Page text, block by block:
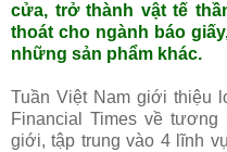
cửa, trở thành vật tế
thoát cho ngành báo
những sản phẩm khác.
Tuần Việt Nam giới thiệu
Financial Times về
giới, tập trung vào 4 lĩnh